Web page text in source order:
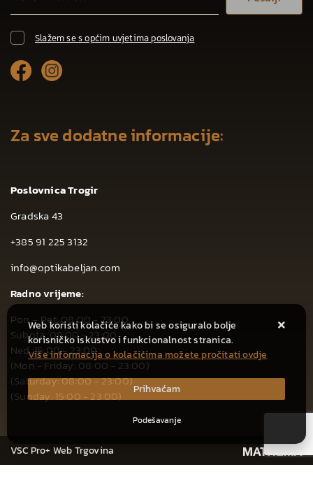
Slažem se s općim uvjetima poslovanja
Za sve dodatne informacije:
Poslovnica Trogir
Gradska 43
+385 91 225 3132
info@optikabeljan.com
Radno vrijeme:
Pon – Pet: 08:00 - 23:00
Subota: 08:00 - 23:00
Ned: 15:00 - 23:00
(Mon - Friday: 08:00 - 23:00)
(Saturday: 08:00 - 23:00)
(Sunday: 15:00 - 23:00)
VSC Pro+ Web Trgovina
Web koristi kolačiće kako bi se osiguralo bolje
korisničko iskustvo i funkcionalnost stranica.
Više informacija o kolačićima možete pročitati ovdje
Prihvaćam
Podešavanje